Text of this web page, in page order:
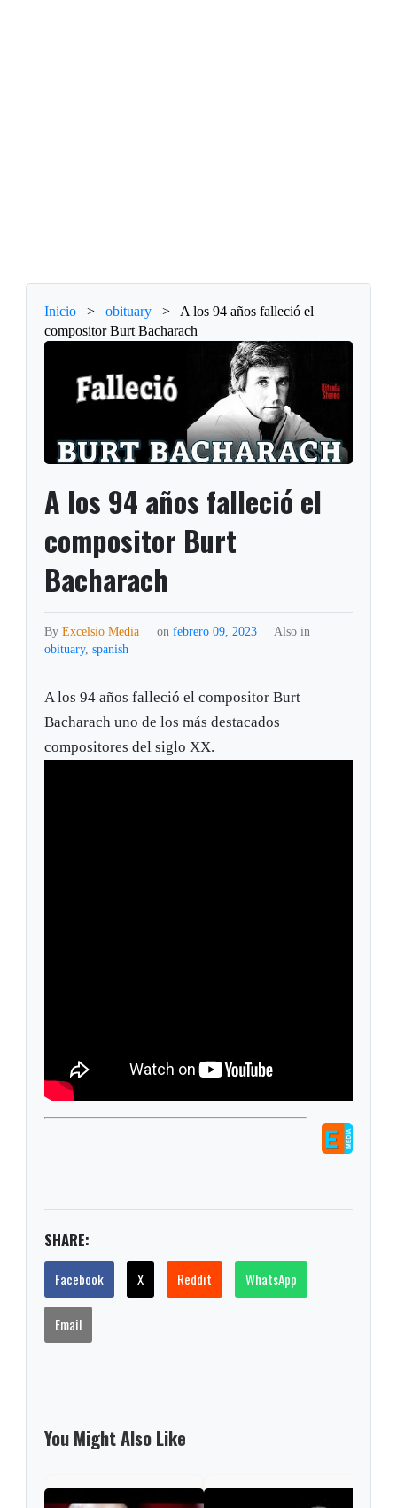
Inicio > obituary >
A los 94 años falleció el
compositor Burt Bacharach
A los 94 años falleció el
compositor Burt
Bacharach
ByExcelsio Media on febrero 09, 2023
Also in
obituary,spanish
A los 94 años falleció el compositor Burt
Bacharach uno de los más destacados
compositores del siglo XX.
SHARE:
Facebook X Reddit WhatsApp
Email
You Might Also Like